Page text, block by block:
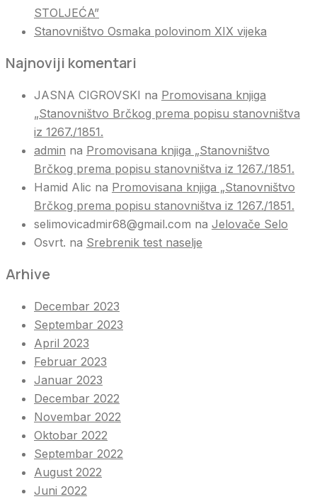
STOLJEĆA”
Stanovništvo Osmaka polovinom XIX vijeka
Najnoviji komentari
JASNA CIGROVSKI na Promovisana knjiga
„Stanovništvo Brčkog prema popisu stanovništva
iz 1267./1851.
admin na Promovisana knjiga „Stanovništvo
Brčkog prema popisu stanovništva iz 1267./1851.
Hamid Alic na Promovisana knjiga „Stanovništvo
Brčkog prema popisu stanovništva iz 1267./1851.
selimovicadmir68@gmail.com na Jelovače Selo
Osvrt. na Srebrenik test naselje
Arhive
Decembar 2023
Septembar 2023
April 2023
Februar 2023
Januar 2023
Decembar 2022
Novembar 2022
Oktobar 2022
Septembar 2022
August 2022
Juni 2022